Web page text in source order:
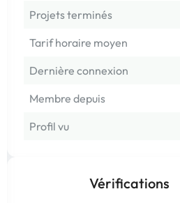
Projets terminés
Tarif horaire moyen
Dernière connexion
Membre depuis
Profil vu
Vérifications